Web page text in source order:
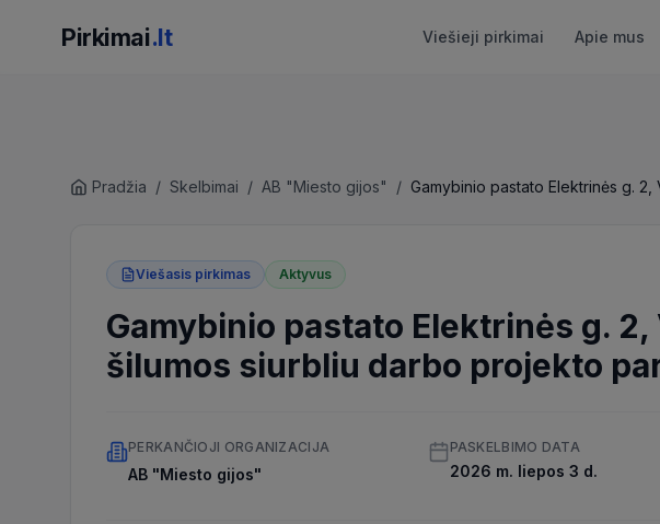
Pirkimai.lt Viešieji pirkimai Apie mus
Pradžia / Skelbimai / AB "Miesto gijos" /
Viešasis pirkimas Aktyvus
Gamybinio pastato Elektrinės g.
šilumos siurbliu darbo projekto
PERKANČIOJI ORGANIZACIJA
AB "Miesto gijos"
PASKELBIMO DATA
2026 m. liepos 3 d.